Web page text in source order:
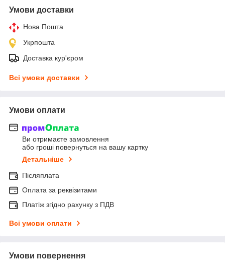
Умови доставки
Нова Пошта
Укрпошта
Доставка кур'єром
Всі умови доставки
Умови оплати
Ви отримаєте замовлення
або гроші повернуться на вашу картку
Детальніше
Післяплата
Оплата за реквізитами
Платіж згідно рахунку з ПДВ
Всі умови оплати
Умови повернення